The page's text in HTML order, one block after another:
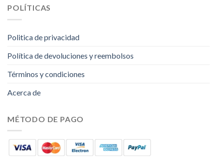
POLÍTICAS
Politica de privacidad
Política de devoluciones y reembolsos
Términos y condiciones
Acerca de
MÉTODO DE PAGO